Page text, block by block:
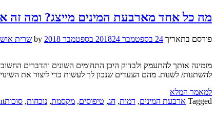
מה כל אחד מארבעת המינים מייצג? ומה זה
פורסם בתאריך 24 בספטמבר 2018 24 בספטמבר 2018 שרית
מזמינה אותך להתעמק ולבדוק היכן התחומים השונים והדברים
להשתנות/ לשנות. מהם הצעדים שנכון לך לעשות כדי ליצור את
למאמר המלא
Tagged ארבעת המינים, דמות, חג, טיפוסים, מקסמת, נוכחות, סוכות